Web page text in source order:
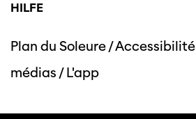
HILFE
Plan du Soleure/Accessibilité
médias /L'app